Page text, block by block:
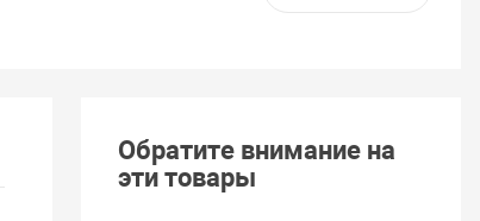
Обратите внимание на
эти товары